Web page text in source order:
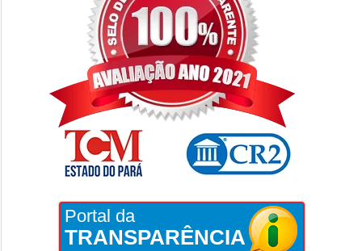
Portal da
TRANSPARÊNCIA